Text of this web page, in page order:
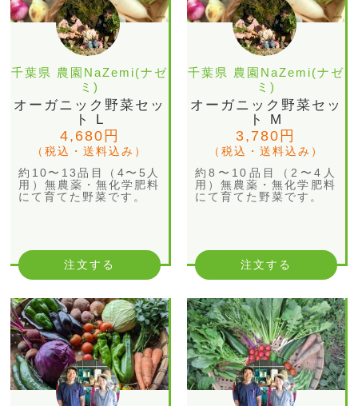
千葉県 農園NaZemi(ナゼ
ミ)
オーガニック野菜セッ
ト L
4,680円
（税込・送料込み）
約10〜13品目（4〜5人
用）無農薬・無化学肥料
にて育てた野菜です。
注文する
千葉県 農園NaZemi(ナゼ
ミ)
オーガニック野菜セッ
ト M
3,780円
（税込・送料込み）
約8〜10品目（2〜4人
用）無農薬・無化学肥料
にて育てた野菜です。
注文する